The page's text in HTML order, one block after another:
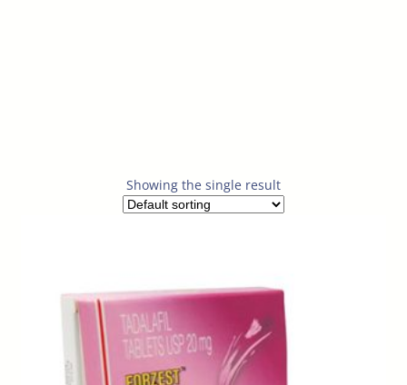
Showing the single result